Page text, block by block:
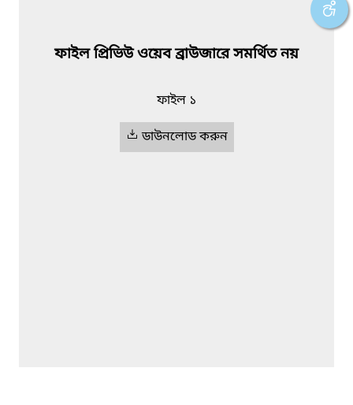
ফাইল প্রিভিউ ওয়েব ব্রাউজারে সমর্থিত নয়
ফাইল ১
ডাউনলোড করুন